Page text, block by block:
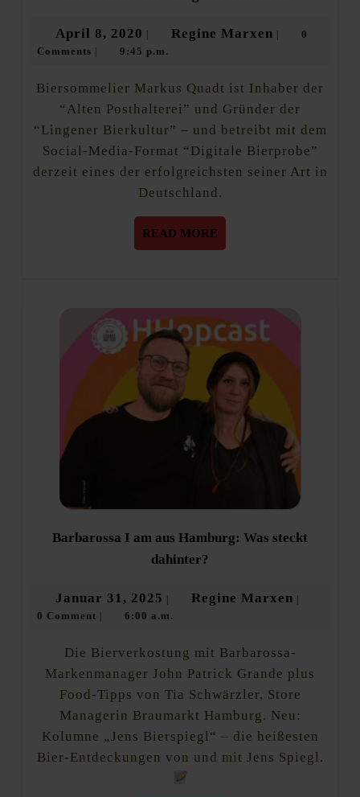
Inhaber
und
der
“Lingener
April 8, 2020 April
8,
Regine Marxen Regine
0
Comments
9:45 p.m.
Biersommelier Markus Quadt ist Inhaber der
“Alten Posthalterei” und Gründer der
“Lingener Bierkultur” – und betreibt mit dem
Social-Media-Format “Digitale Bierprobe”
derzeit eines der erfolgreichsten seiner Art in
Deutschland.
READ MORE
MORE
Barbarossa I am aus Hamburg: Was steckt
dahinter?
aus
steckt
dahinter?
Januar 31, 2025 Januar
31,
Regine Marxen Regine
0 Comment 6:00 a.m.
Die Bierverkostung mit Barbarossa-
Markenmanager John Patrick Grande plus
Food-Tipps von Tia Schwärzler, Store
Managerin Braumarkt Hamburg. Neu:
Kolumne „Jens Bierspiegl“ – die heißesten
Bier-Entdeckungen von und mit Jens Spiegl.